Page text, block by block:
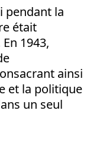
pendant la
était
1943,
ainsi
et la politique
un seul